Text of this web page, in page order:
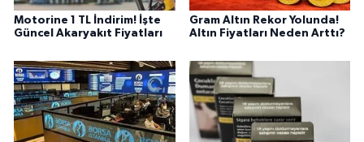
Motorine 1 TL İndirim! İşte
Güncel Akaryakıt Fiyatları
Gram Altın Rekor Yolunda!
Altın Fiyatları Neden Arttı?